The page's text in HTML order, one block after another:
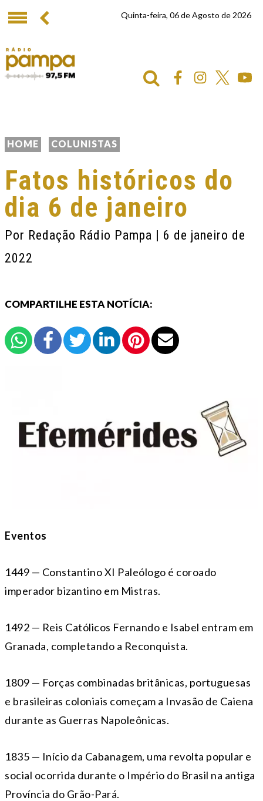
Quinta-feira, 06 de Agosto de 2026
HOME COLUNISTAS
Fatos históricos do
dia 6 de janeiro
Por Redação Rádio Pampa | 6 de janeiro de
2022
COMPARTILHE ESTA NOTÍCIA:
Eventos
1449 — Constantino XI Paleólogo é coroado
imperador bizantino em Mistras.
1492 — Reis Católicos Fernando e Isabel entram em
Granada, completando a Reconquista.
1809 — Forças combinadas britânicas, portuguesas
e brasileiras coloniais começam a Invasão de Caiena
durante as Guerras Napoleônicas.
1835 — Início da Cabanagem, uma revolta popular e
social ocorrida durante o Império do Brasil na antiga
Província do Grão-Pará.